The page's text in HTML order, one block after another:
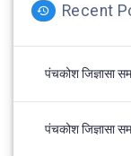
Recent
पंचकोश जिज्ञासा
पंचकोश जिज्ञासा